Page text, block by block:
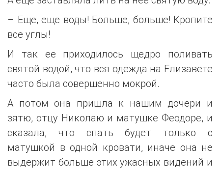
– Еще, еще воды! Больше, больше! Кропите
все углы!
И так ее приходилось щедро поливать
святой водой, что вся одежда на Елизавете
часто была совершенно мокрой.
А потом она пришла к нашим дочери и
зятю, отцу Николаю и матушке Феодоре, и
сказала, что спать будет только с
матушкой в одной кровати, иначе она не
выдержит больше этих ужасных видений и